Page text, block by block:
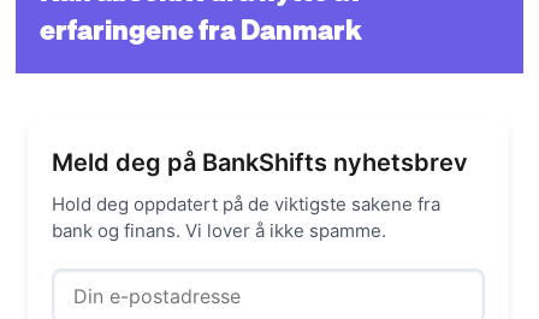
erfaringene fra Danmark
Meld deg på BankShifts nyhetsbrev
Hold deg oppdatert på de viktigste sakene fra
bank og finans. Vi lover å ikke spamme.